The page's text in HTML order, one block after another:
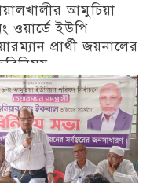
আমুচিয়া
ওয়ার্ডে ইউপি
প্রার্থী জয়নালের
চট্টগ্রাম